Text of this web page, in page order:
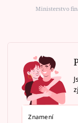
Ministerstvo